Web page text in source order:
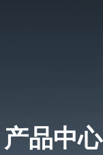
产品中心